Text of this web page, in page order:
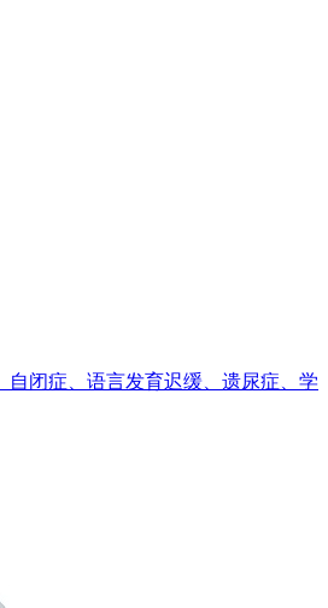
自闭症、语言发育迟缓、遗尿症、学